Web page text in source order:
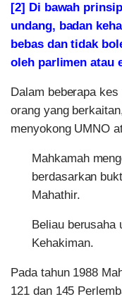
[2] Di bawah
undang, badan
bebas dan tidak
oleh parlimen atau
Dalam beberapa
orang yang
menyokong UMNO
Mahkamah
berdasarkan
Mahathir.
Beliau berusaha
Kehakiman.
Pada tahun 1988
121 dan 145